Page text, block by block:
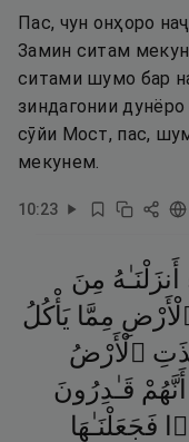
Пас, чун онҳоро
Замин ситам
ситами шумо бар
зиндагонии
сӯйи Мост, пас,
мекунем.
10:23
أَنزَلْنَـٰهُ مِنَ
مِمَّا يَأْكُلُ
ٱلْأَرْضُ
أَنَّهُمْ قَـٰدِرُونَ
فَجَعَلْنَـٰهَا